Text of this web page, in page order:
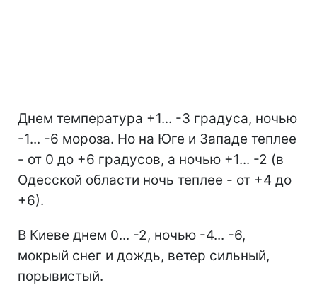
Днем температура +1... -3 градуса, ночью
-1... -6 мороза. Но на Юге и Западе теплее
- от 0 до +6 градусов, а ночью +1... -2 (в
Одесской области ночь теплее - от +4 до
+6).
В Киеве днем 0... -2, ночью -4... -6,
мокрый снег и дождь, ветер сильный,
порывистый.